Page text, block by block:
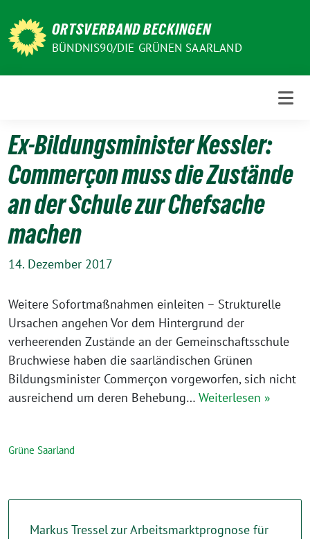
zum
Inhalt
ORTSVERBAND BECKINGEN
BÜNDNIS90/DIE GRÜNEN SAARLAND
Ex-Bildungsminister Kessler:
Commerçon muss die Zustände
an der Schule zur Chefsache
machen
14. Dezember 2017
Weitere Sofortmaßnahmen einleiten – Strukturelle
Ursachen angehen Vor dem Hintergrund der
verheerenden Zustände an der Gemeinschaftsschule
Bruchwiese haben die saarländischen Grünen
Bildungsminister Commerçon vorgeworfen, sich nicht
ausreichend um deren Behebung… Weiterlesen »
Grüne Saarland
Markus Tressel zur Arbeitsmarktprognose für